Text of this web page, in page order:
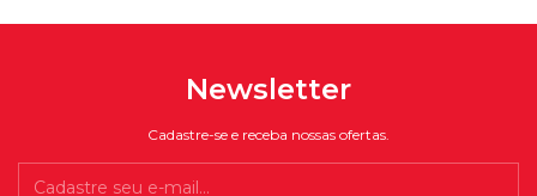
Newsletter
Cadastre-se e receba nossas ofertas.